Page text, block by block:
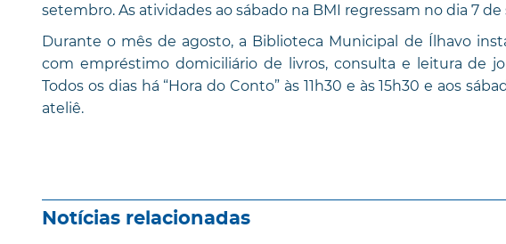
setembro. As atividades ao sábado na BMI regressam no dia 7
Durante o mês de agosto, a Biblioteca Municipal de Ílhavo
com empréstimo domiciliário de livros, consulta e leitura de
Todos os dias há “Hora do Conto” às 11h30 e às 15h30 e aos
ateliê.
Notícias relacionadas